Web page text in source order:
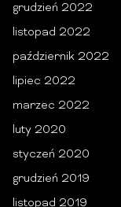
grudzień 2022
listopad 2022
październik 2022
lipiec 2022
marzec 2022
luty 2020
styczeń 2020
grudzień 2019
listopad 2019